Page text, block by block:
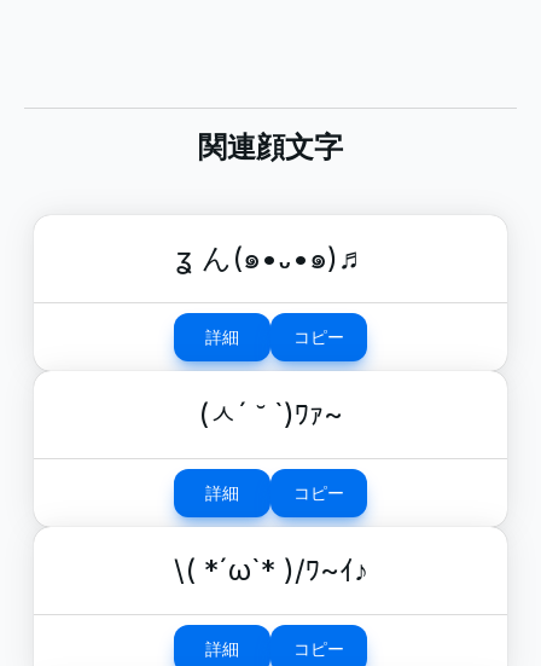
関連顔文字
ʓ ん(๑•᎑•๑)♬
詳細 コピー
(ㅅ´ ˘ `)ﾜｧ~
詳細 コピー
\( *´ω`* )/ﾜ~ｲ♪
詳細 コピー